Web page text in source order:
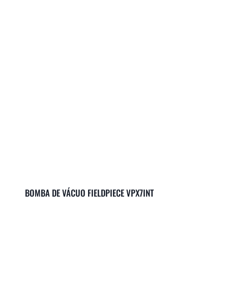
BOMBA DE VÁCUO FIELDPIECE VPX7INT